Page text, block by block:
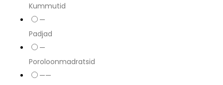
Kummutid
—
Padjad
—
Poroloonmadratsid
——